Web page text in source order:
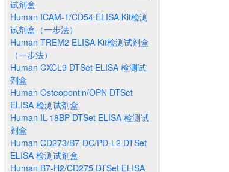
试剂盒
Human ICAM-1/CD54 ELISA Kit检测
试剂盒（一步法）
Human TREM2 ELISA Kit检测试剂盒
（一步法）
Human CXCL9 DTSet ELISA 检测试
剂盒
Human Osteopontin/OPN DTSet
ELISA 检测试剂盒
Human IL-18BP DTSet ELISA 检测试
剂盒
Human CD273/B7-DC/PD-L2 DTSet
ELISA 检测试剂盒
Human B7-H2/CD275 DTSet ELISA